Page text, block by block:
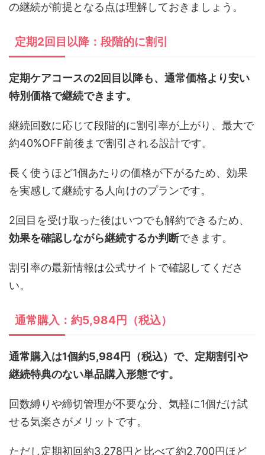
の継続が前提となる点は理解しておきましょう。
定期2回目以降：段階的に割引
定期ケアコースの2回目以降も、通常価格より安い
特別価格で継続できます。
継続回数に応じて段階的に割引率が上がり、最大で
約40%OFF前後まで割引される設計です。
長く使うほど1個あたりの価格が下がるため、効果
を実感して継続する人向けのプランです。
2回目を受け取った後はいつでも解約できるため、
効果を確認しながら継続するか判断できます。
割引率の最新情報は公式サイトで確認してくださ
い。
通常購入：約5,984円（税込）
通常購入は1個約5,984円（税込）で、定期割引や
継続特典のない単品購入形態です。
回数縛りや締切管理が不要な分、気軽に1個だけ試
せる気楽さがメリットです。
ただし定期初回約3,278円と比べて約2,700円ほど